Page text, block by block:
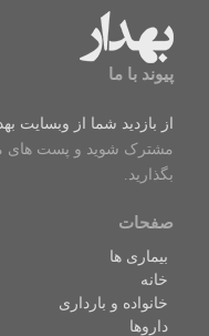
پیوند با ما
از بازدید شما از وبسایت
مشترک شوید و پست های
بگذارید.
صفحات
بیماری ها
خانه
خانواده و بارداری
داروها